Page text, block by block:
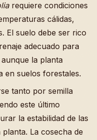
requiere condiciones
cálidas,
El suelo debe ser rico
adecuado para
la planta
en suelos forestales.
tanto por semilla
este último
la estabilidad de las
La cosecha de